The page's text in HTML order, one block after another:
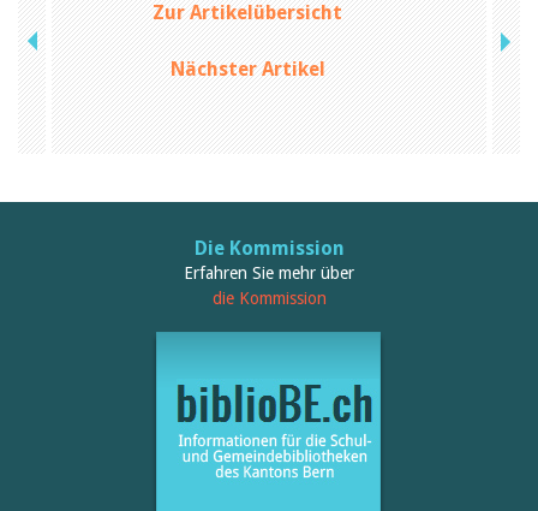
Ursula Strahm
Sandra Dettwyler
Sibylle Birrer
Javier Lopez
Céline Graf
Felicitas Isler
Andrea Grichting
Zur Artikelübersicht
Nächster Artikel
Die Kommission
Erfahren Sie mehr über
die Kommission